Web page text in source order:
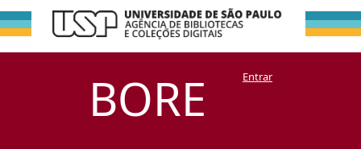
BORE
Busca no Acervo
DSpace/Manakin + CoriscoEntrar